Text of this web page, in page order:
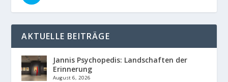
AKTUELLE BEITRÄGE
Jannis Psychopedis: Landschaften der
Erinnerung
August 6, 2026